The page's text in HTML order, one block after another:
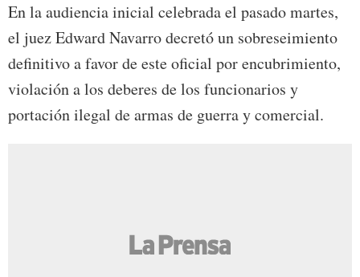
En la audiencia inicial celebrada el pasado martes,
el juez Edward Navarro decretó un sobreseimiento
definitivo a favor de este oficial por encubrimiento,
violación a los deberes de los funcionarios y
portación ilegal de armas de guerra y comercial.